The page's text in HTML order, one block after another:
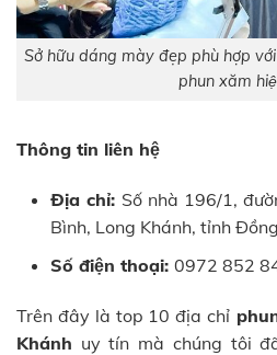
Sở hữu dáng mày đẹp phù hợp
phun xăm
Thông tin liên hệ
Địa chỉ: Số nhà 196/1,
Bình, Long Khánh, tỉnh
Số điện thoại: 0972 852
Trên đây là top 10 địa chỉ
Khánh uy tín mà chúng tôi